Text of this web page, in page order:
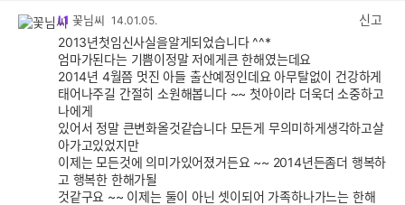
L1 꽃님씨 14.01.05.
신고
2013년첫임신사실을알게되었습니다 ^^*
엄마가된다는 기쁨이정말 저에게큰 한해였는데요
2014년 4월쯤 멋진 아들 출산예정인데요 아무탈없이 건강하게
태어나주길 간절히 소원해봅니다 ~~ 첫아이라 더욱더 소중하고
나에게
있어서 정말 큰변화올것같습니다 모든게 무의미하게생각하고살
아가고있었지만
이제는 모든것에 의미가있어졌거든요 ~~ 2014년든좀더 행복하
고 행복한 한해가될
것같구요 ~~ 이제는 둘이 아닌 셋이되어 가족하나가느는 한해